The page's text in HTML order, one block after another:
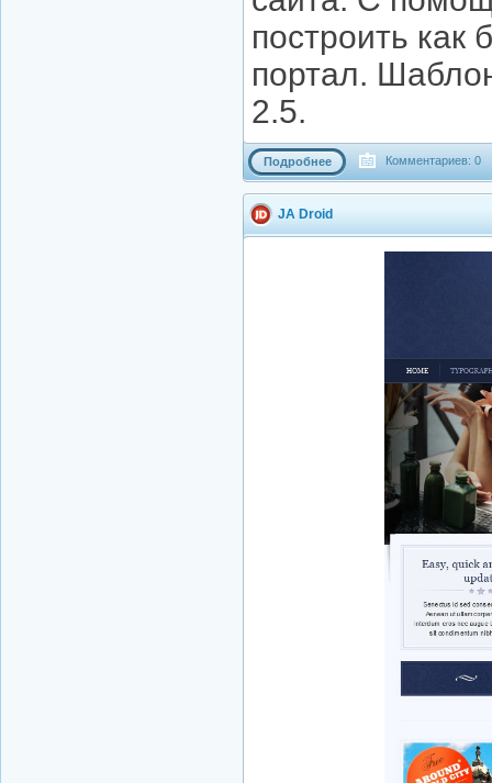
построить как
портал.
2.5.
Подробнее Комментариев: 0
JA Droid